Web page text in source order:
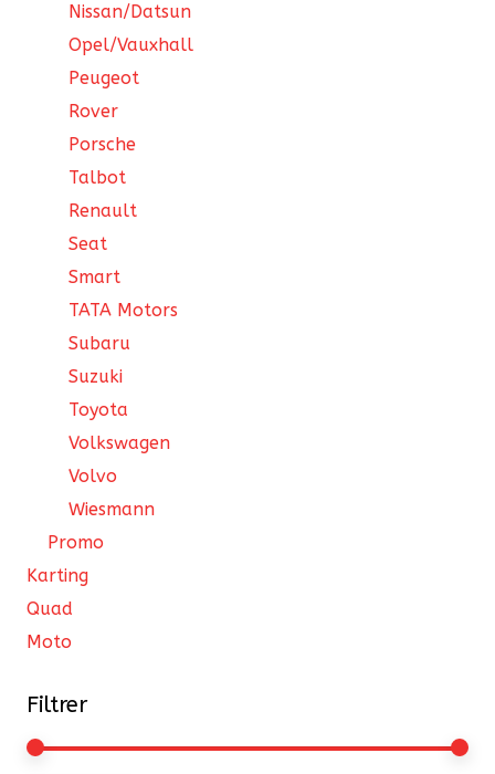
Nissan/Datsun
Opel/Vauxhall
Peugeot
Rover
Porsche
Talbot
Renault
Seat
Smart
TATA Motors
Subaru
Suzuki
Toyota
Volkswagen
Volvo
Wiesmann
Promo
Karting
Quad
Moto
Filtrer